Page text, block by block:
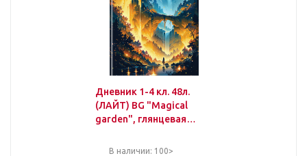
Дневник 1-4 кл. 48л.
(ЛАЙТ) BG "Magical
garden", глянцевая
фольгой
В наличии: 100>